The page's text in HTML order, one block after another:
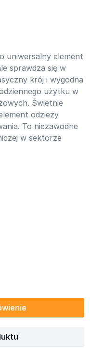
uniwersalny element
sprawdza się w
krój i wygodna
użytku w
Świetnie
odzieży
To niezawodne
w sektorze